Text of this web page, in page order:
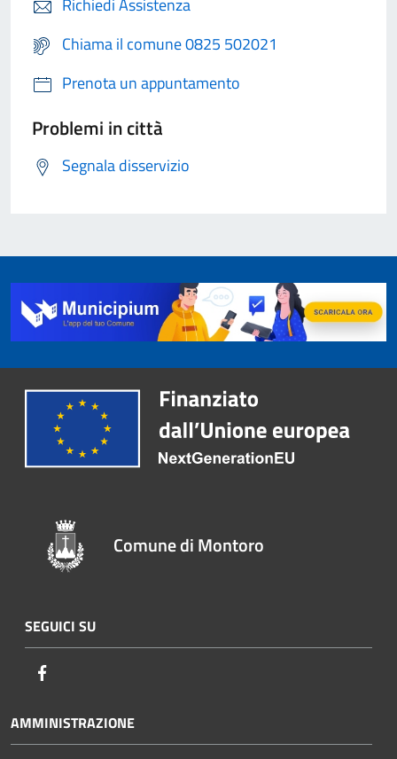
Richiedi Assistenza
Chiama il comune 0825 502021
Prenota un appuntamento
Problemi in città
Segnala disservizio
Comune di Montoro
SEGUICI SU
AMMINISTRAZIONE